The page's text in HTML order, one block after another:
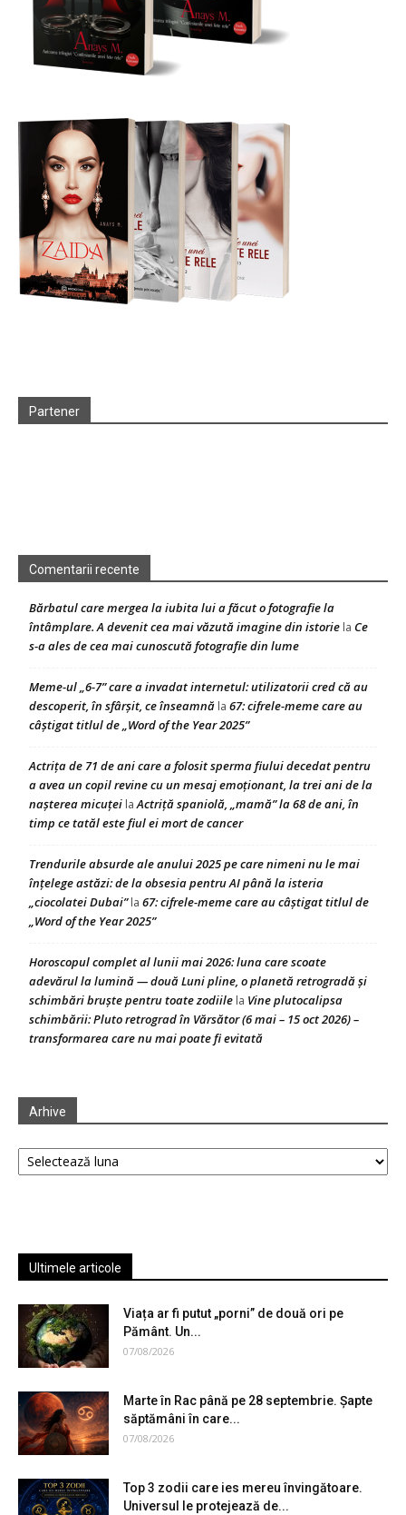
Partener
Comentarii recente
Bărbatul care mergea la iubita lui a făcut o fotografie la
întâmplare. A devenit cea mai văzută imagine din istorie la Ce
s-a ales de cea mai cunoscută fotografie din lume
Meme-ul „6-7” care a invadat internetul: utilizatorii cred că au
descoperit, în sfârșit, ce înseamnă la 67: cifrele-meme care au
câștigat titlul de „Word of the Year 2025”
Actrița de 71 de ani care a folosit sperma fiului decedat pentru
a avea un copil revine cu un mesaj emoționant, la trei ani de la
nașterea micuței laActriță spaniolă, „mamă” la 68 de ani, în
timp ce tatăl este fiul ei mort de cancer
Trendurile absurde ale anului 2025 pe care nimeni nu le mai
înțelege astăzi: de la obsesia pentru AI până la isteria
„ciocolatei Dubai”la 67: cifrele-meme care au câștigat titlul de
„Word of the Year 2025”
Horoscopul complet al lunii mai 2026: luna care scoate
adevărul la lumină — două Luni pline, o planetă retrogradă și
schimbări bruște pentru toate zodiile la Vine plutocalipsa
schimbării: Pluto retrograd în Vărsător (6 mai – 15 oct 2026) –
transformarea care nu mai poate fi evitată
Arhive
Arhive
Ultimele articole
Viața ar fi putut „porni” de două ori pe
Pământ. Un...
07/08/2026
Marte în Rac până pe 28 septembrie. Șapte
săptămâni în care...
07/08/2026
Top 3 zodii care ies mereu învingătoare.
Universul le protejează de...